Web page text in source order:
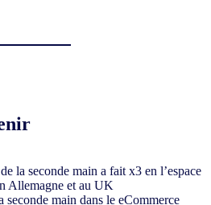
la seconde main a fait x3 en l’espace
Allemagne et au UK
seconde main dans le eCommerce